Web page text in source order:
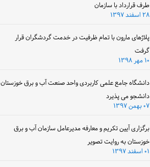
طرف قرارداد با سازمان
۲۸ اسفند ۱۳۹۷
پلاژهای مارون با تمام ظرفیت در خدمت گردشگران قرار
گرفت
۱۰ مهر ۱۳۹۸
دانشگاه جامع علمی کاربردی واحد صنعت آب و برق خوزستان
دانشجو می پذیرد
۰۷ بهمن ۱۳۹۷
برگزاری آیین تکریم و معارفه مدیرعامل سازمان آب و برق
خوزستان به روایت تصویر
۰۱ اسفند ۱۳۹۷